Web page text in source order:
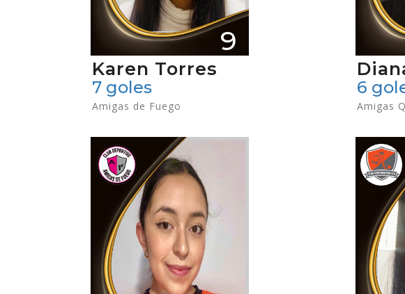
9
Karen Torres
7 goles
Amigas de Fuego
6
Amigas Q